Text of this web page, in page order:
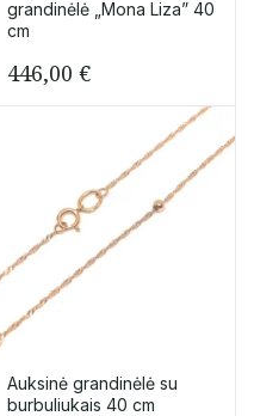
grandinėlė „Mona Liza” 40
cm
446,00 €
Auksinė grandinėlė su
burbuliukais 40 cm